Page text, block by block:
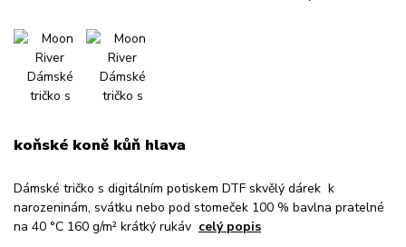
koňské koně kůň hlava
Dámské tričko s digitálním potiskem DTF skvělý dárek k
narozeninám, svátku nebo pod stomeček 100 % bavlna pratelné
na 40 °C 160 g/m² krátký rukáv celý popis